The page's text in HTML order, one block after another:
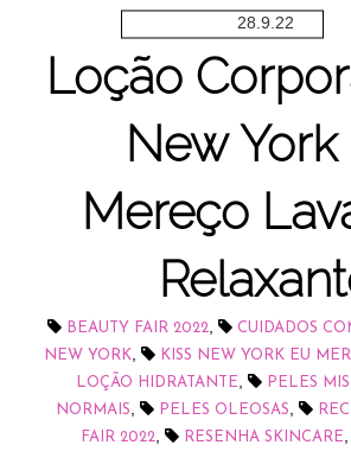
28.9.22
Loção
New York
Mereço
BEAUTY FAIR 2022 CUIDADOS
NEW YORK, KISS NEW YORK EU
LOÇÃO HIDRATANTE PELES
NORMAIS
PELES OLEOSAS
FAIR 2022
RESENHA SKINCARE